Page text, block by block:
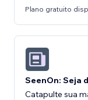
Plano gratuito
SeenOn: Seja
Catapulte sua